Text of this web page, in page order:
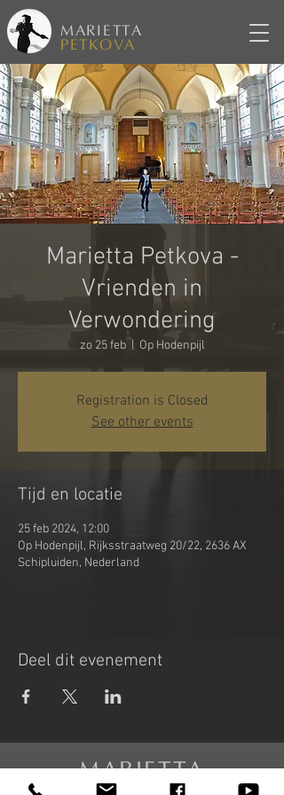
MARIETTA
PETKOVA
Marietta Petkova -
Vrienden in
Verwondering
zo 25 feb
  |
Op Hodenpijl
Registration is Closed
See other events
Tijd en locatie
25 feb 2024, 12:00
Op Hodenpijl, Rijksstraatweg 20/22, 2636 AX
Schipluiden, Nederland
Deel dit evenement
MARIETTA